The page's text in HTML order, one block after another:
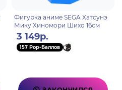
Фигурка аниме SEGA Хатсунэ
Мику Хиномори Шихо 16см
3 149р.
157 Pop-Баллов